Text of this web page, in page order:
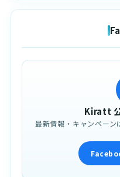
Kiratt
最新情報・キャンペー